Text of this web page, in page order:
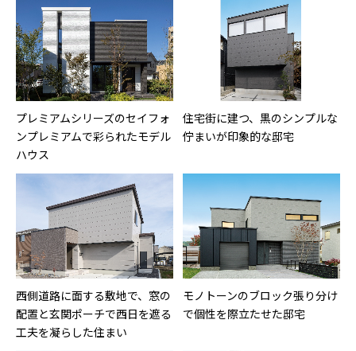
プレミアムシリーズのセイフォ
ンプレミアムで彩られたモデル
ハウス
住宅街に建つ、黒のシンプルな
佇まいが印象的な邸宅
西側道路に面する敷地で、窓の
配置と玄関ポーチで西日を遮る
工夫を凝らした住まい
モノトーンのブロック張り分け
で個性を際立たせた邸宅